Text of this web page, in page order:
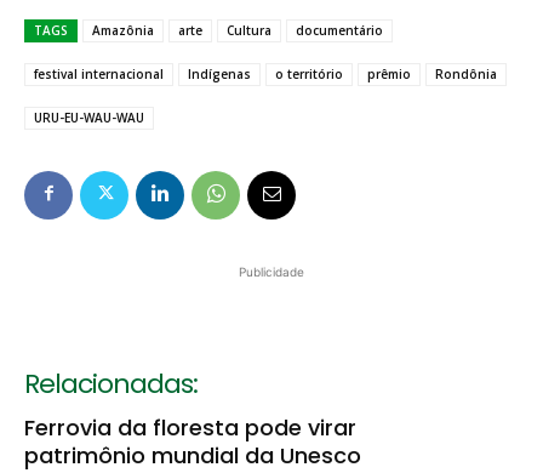
TAGS Amazônia arte Cultura documentário
festival internacional Indígenas o território prêmio Rondônia
URU-EU-WAU-WAU
Publicidade
Relacionadas:
Ferrovia da floresta pode virar
patrimônio mundial da Unesco